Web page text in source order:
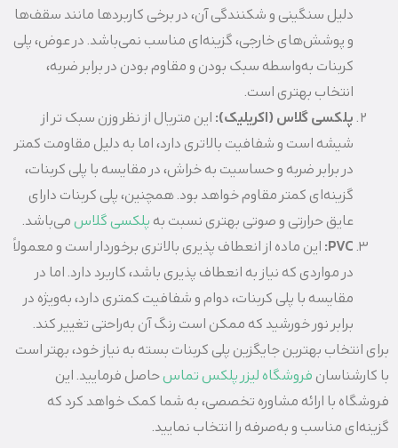
دلیل سنگینی و شکنندگی آن، در برخی کاربردها مانند سقف‌ها
و پوشش‌های خارجی، گزینه‌ای مناسب نمی‌باشد. در عوض، پلی
کربنات به‌واسطه سبک بودن و مقاوم بودن در برابر ضربه،
انتخاب بهتری است.
پلکسی گلاس (اکریلیک): این متریال از نظر وزن سبک‌ تر از
شیشه است و شفافیت بالاتری دارد، اما به دلیل مقاومت کمتر
در برابر ضربه و حساسیت به خراش، در مقایسه با پلی کربنات،
گزینه‌ای کمتر مقاوم خواهد بود. همچنین، پلی کربنات دارای
عایق حرارتی و صوتی بهتری نسبت به پلکسی گلاسمی‌باشد.
PVC: این ماده از انعطاف‌ پذیری بالاتری برخوردار است و معمولاً
در مواردی که نیاز به انعطاف‌ پذیری باشد، کاربرد دارد. اما در
مقایسه با پلی کربنات، دوام و شفافیت کمتری دارد، به‌ویژه در
برابر نور خورشید که ممکن است رنگ آن به‌راحتی تغییر کند.
برای انتخاب بهترین جایگزین پلی کربنات بسته به نیاز خود، بهتر است
با کارشناسان فروشگاه لیزر پلکستماسحاصل فرمایید. این
فروشگاه با ارائه مشاوره تخصصی، به شما کمک خواهد کرد که
گزینه‌ای مناسب و به‌صرفه را انتخاب نمایید.